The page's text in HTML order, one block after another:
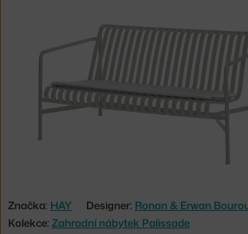
Značka: HAY Designer: Ronan & Erwan
Kolekce: Zahradní nábytek Palissade